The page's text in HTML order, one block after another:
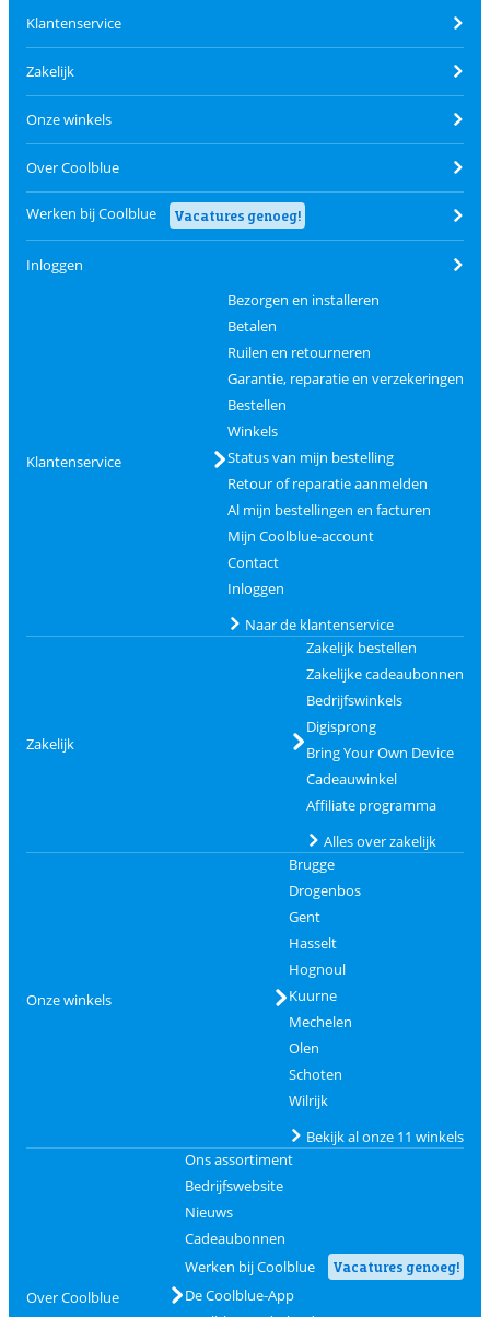
Klantenservice
Zakelijk
Onze winkels
Over Coolblue
Werken bij Coolblue Vacatures genoeg!
Inloggen
Klantenservice
Bezorgen en installeren
Betalen
Ruilen en retourneren
Garantie, reparatie en verzekeringen
Bestellen
Winkels
Status van mijn bestelling
Retour of reparatie aanmelden
Al mijn bestellingen en facturen
Mijn Coolblue-account
Contact
Inloggen
Naar de klantenservice
Zakelijk
Zakelijk bestellen
Zakelijke cadeaubonnen
Bedrijfswinkels
Digisprong
Bring Your Own Device
Cadeauwinkel
Affiliate programma
Alles over zakelijk
Onze winkels
Brugge
Drogenbos
Gent
Hasselt
Hognoul
Kuurne
Mechelen
Olen
Schoten
Wilrijk
Bekijk al onze 11 winkels
Over Coolblue
Ons assortiment
Bedrijfswebsite
Nieuws
Cadeaubonnen
Werken bij Coolblue
Vacatures genoeg!
De Coolblue-App